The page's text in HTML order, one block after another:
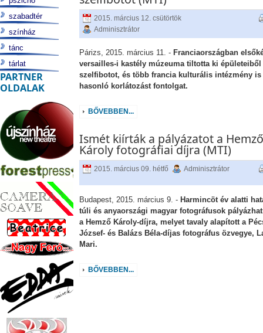
2015. március 12. csütörtök
Adminisztrátor
Párizs, 2015. március 11. - Franciaországban
versailles-i kastély múzeuma tiltotta ki épületeiből
szelfibotot, és több francia kulturális intézmény is
hasonló korlátozást fontolgat.
BŐVEBBEN...
Ismét kiírták a pályázatot a Hemző
Károly fotográfiai díjra (MTI)
2015. március 09. hétfő Adminisztrátor
Budapest, 2015. március 9. - Harmincöt év alatti
túli és anyaországi magyar fotográfusok
a Hemző Károly-díjra, melyet tavaly alapított a
József- és Balázs Béla-díjas fotográfus özvegye,
Mari.
BŐVEBBEN...
szabadtér
színház
tánc
tárlat
PARTNER
OLDALAK